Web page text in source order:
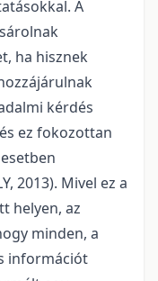
A
ha hisznek
kérdés
ez fokozottan
2013). Mivel ez a
helyen, az
minden, a
információt